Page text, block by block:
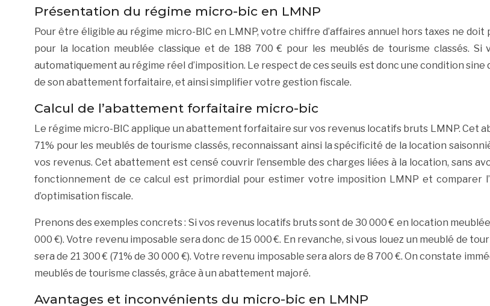
Présentation du régime micro-bic en LMNP
Pour être éligible au régime micro-BIC en LMNP, votre chiffre d’affaires annuel hors taxes ne doit
pour la location meublée classique et de 188 700 € pour les meublés de tourisme classés. Si
automatiquement au régime réel d’imposition. Le respect de ces seuils est donc une condition
de son abattement forfaitaire, et ainsi simplifier votre gestion fiscale.
Calcul de l’abattement forfaitaire micro-bic
Le régime micro-BIC applique un abattement forfaitaire sur vos revenus locatifs bruts LMNP. Cet
71% pour les meublés de tourisme classés, reconnaissant ainsi la spécificité de la location
vos revenus. Cet abattement est censé couvrir l’ensemble des charges liées à la location, sans
fonctionnement de ce calcul est primordial pour estimer votre imposition LMNP et comparer
d’optimisation fiscale.
Prenons des exemples concrets : Si vos revenus locatifs bruts sont de 30 000 € en location
000 €). Votre revenu imposable sera donc de 15 000 €. En revanche, si vous louez un meublé de
sera de 21 300 € (71% de 30 000 €). Votre revenu imposable sera alors de 8 700 €. On constate
meublés de tourisme classés, grâce à un abattement majoré.
Avantages et inconvénients du micro-bic en LMNP